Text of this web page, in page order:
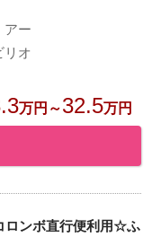
アー
リオ
万円～32.5万円
ロンボ直行便利用☆ふ